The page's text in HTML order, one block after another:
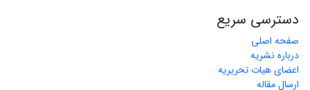
دسترسی سریع
صفحه اصلی
درباره نشریه
اعضای هیات تحریریه
ارسال مقاله